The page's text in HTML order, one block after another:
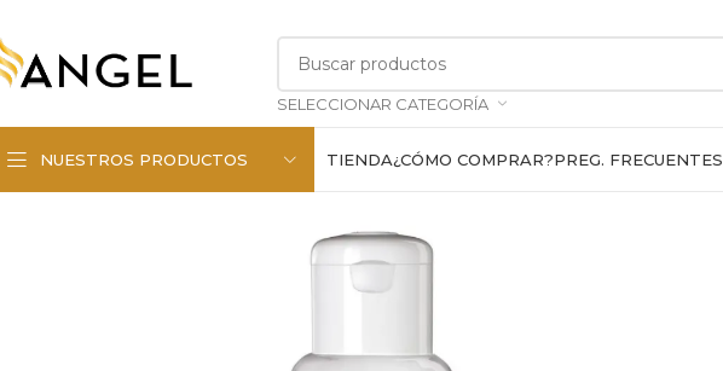
SELECCIONAR CATEGORÍA
NUESTROS PRODUCTOS TIENDA¿CÓMO COMPRAR?PREG. FRECUENTES